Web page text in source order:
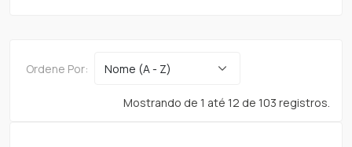
Ordene Por:
Mostrando de 1 até 12 de 103 registros.